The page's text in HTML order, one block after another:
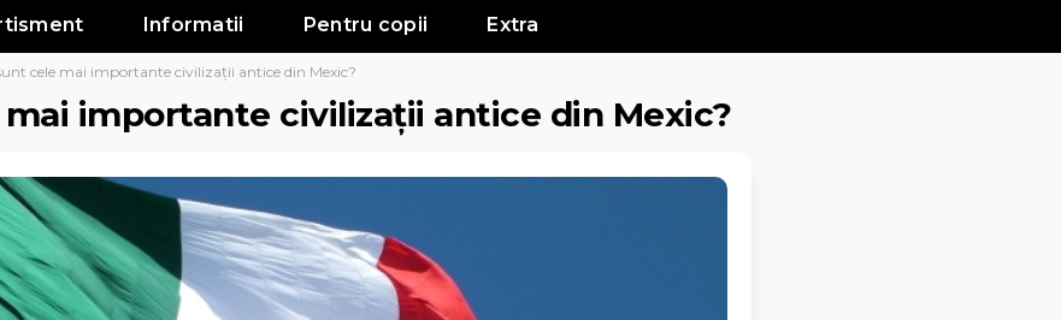
Informatii Pentru copii Extra
cele mai importante civilizații antice din Mexic?
importante civilizații antice din Mexic?